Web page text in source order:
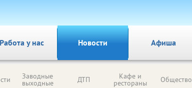
Работа у нас Новости Афиша
Заводные
выходные ДТП Кафе и
рестораны Общество